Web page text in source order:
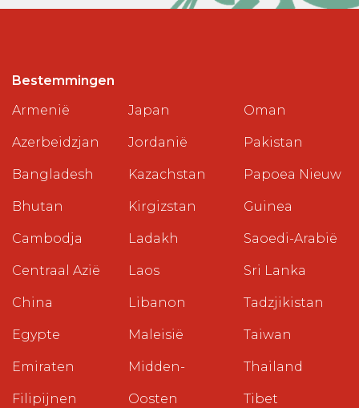
Bestemmingen
Armenië
Azerbeidzjan
Bangladesh
Bhutan
Cambodja
Centraal Azië
China
Egypte
Emiraten
Filipijnen
Japan
Jordanië
Kazachstan
Kirgizstan
Ladakh
Laos
Libanon
Maleisië
Midden-
Oosten
Oman
Pakistan
Papoea Nieuw
Guinea
Saoedi-Arabië
Sri Lanka
Tadzjikistan
Taiwan
Thailand
Tibet